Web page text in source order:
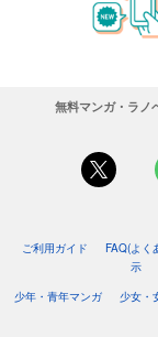
無料マンガ・ラノ
ご利用ガイド FAQ(よく
示
少年・青年マンガ
少女・